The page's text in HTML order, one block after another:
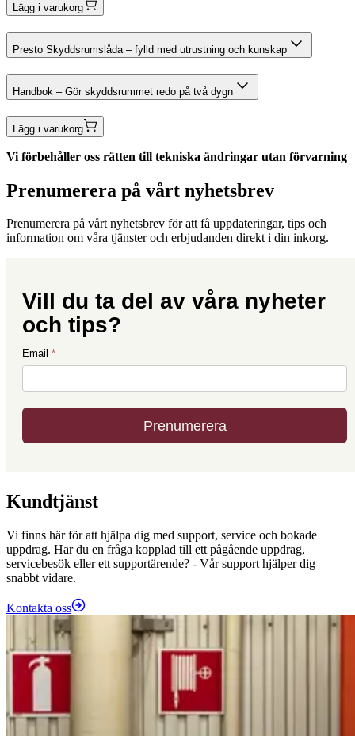
Lägg i varukorg
Presto Skyddsrumslåda – fylld med utrustning och kunskap
Handbok – Gör skyddsrummet redo på två dygn
Lägg i varukorg
Vi förbehåller oss rätten till tekniska ändringar utan förvarning
Prenumerera på vårt nyhetsbrev
Prenumerera på vårt nyhetsbrev för att få uppdateringar, tips och
information om våra tjänster och erbjudanden direkt i din inkorg.
Kundtjänst
Vi finns här för att hjälpa dig med support, service och bokade
uppdrag. Har du en fråga kopplad till ett pågående uppdrag,
servicebesök eller ett supportärende? - Vår support hjälper dig
snabbt vidare.
Kontakta oss